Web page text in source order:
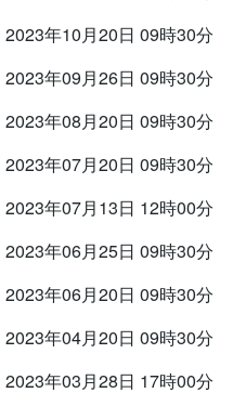
2023年10月20日 09時30分
2023年09月26日 09時30分
2023年08月20日 09時30分
2023年07月20日 09時30分
2023年07月13日 12時00分
2023年06月25日 09時30分
2023年06月20日 09時30分
2023年04月20日 09時30分
2023年03月28日 17時00分